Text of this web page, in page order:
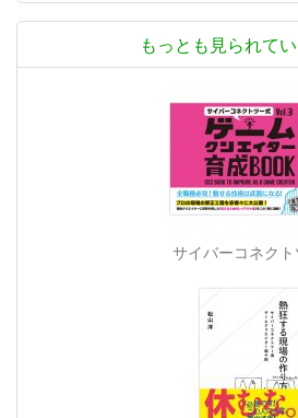
もっとも見られて
サイバーコネクト